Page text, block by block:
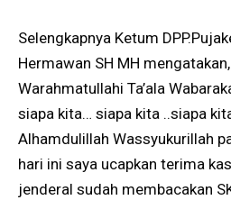
Selengkapnya Ketum
Hermawan SH MH
Warahmatullahi Ta’ala
siapa kita… siapa kita ..siapa
Alhamdulillah Wassyukurillah
hari ini saya ucapkan terima
jenderal sudah membacakan